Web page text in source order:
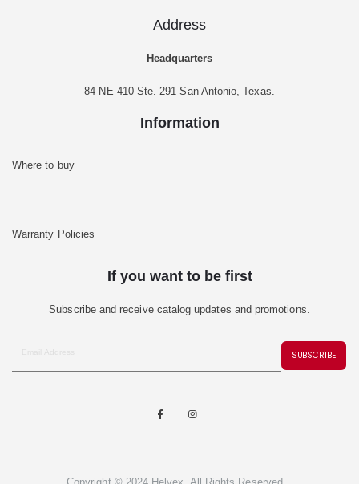
Address
Headquarters
84 NE 410 Ste. 291 San Antonio, Texas.
Information
Where to buy
Warranty Policies
If you want to be first
Subscribe and receive catalog updates and promotions.
SUBSCRIBE